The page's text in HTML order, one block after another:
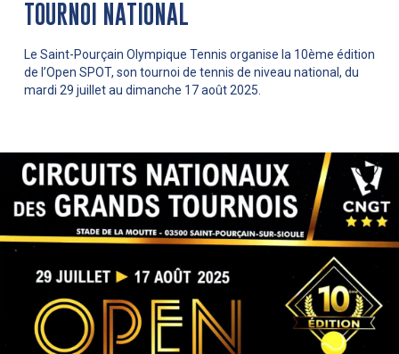
TOURNOI NATIONAL
Le Saint-Pourçain Olympique Tennis organise la 10ème édition
de l’Open SPOT, son tournoi de tennis de niveau national, du
mardi 29 juillet au dimanche 17 août 2025.